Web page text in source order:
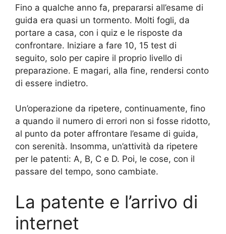
Fino a qualche anno fa, prepararsi all’esame di
guida era quasi un tormento. Molti fogli, da
portare a casa, con i quiz e le risposte da
confrontare. Iniziare a fare 10, 15 test di
seguito, solo per capire il proprio livello di
preparazione. E magari, alla fine, rendersi conto
di essere indietro.
Un’operazione da ripetere, continuamente, fino
a quando il numero di errori non si fosse ridotto,
al punto da poter affrontare l’esame di guida,
con serenità. Insomma, un’attività da ripetere
per le patenti: A, B, C e D. Poi, le cose, con il
passare del tempo, sono cambiate.
La patente e l’arrivo di
internet